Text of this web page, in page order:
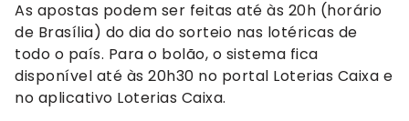
As apostas podem ser feitas até às 20h (horário
de Brasília) do dia do sorteio nas lotéricas de
todo o país. Para o bolão, o sistema fica
disponível até às 20h30 no portal Loterias Caixa e
no aplicativo Loterias Caixa.